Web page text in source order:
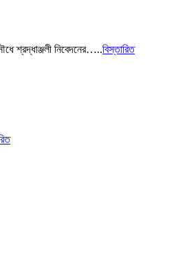
শ্রদ্ধাঞ্জলী নিবেদনের…..বিস্তারিত